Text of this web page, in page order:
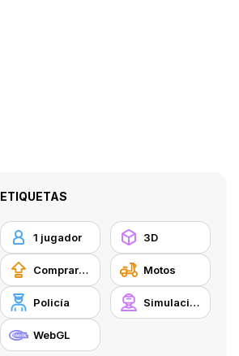
ETIQUETAS
1 jugador 3D
Comprar mejoras de equipamiento Motos
Policía Simulación
WebGL